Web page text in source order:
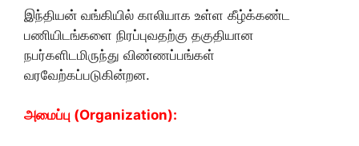
இந்தியன் வங்கியில் காலியாக உள்ள கீழ்க்கண்ட
பணியிடங்களை நிரப்புவதற்கு தகுதியான
நபர்களிடமிருந்து விண்ணப்பங்கள்
வரவேற்கப்படுகின்றன.
அமைப்பு (Organization):